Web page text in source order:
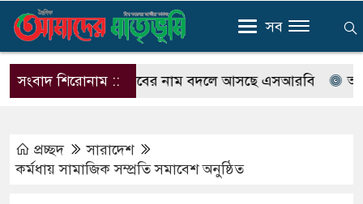
সব
সংবাদ শিরোনাম ::
নোটিশ র‍্যাবের নাম বদলে আসছে এসআরবি অফিস
প্রচ্ছদ
সারাদেশ
কর্মধায় সামাজিক সম্প্রতি সমাবেশ অনুষ্ঠিত